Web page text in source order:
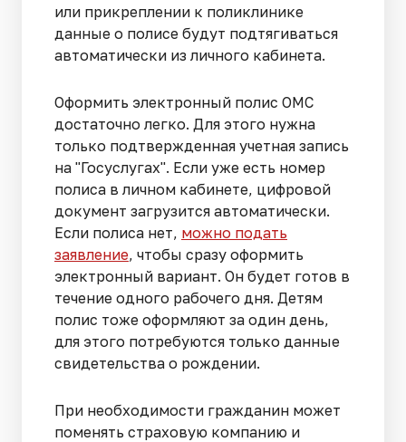
или прикреплении к поликлинике
данные о полисе будут подтягиваться
автоматически из личного кабинета.
Оформить электронный полис ОМС
достаточно легко. Для этого нужна
только подтвержденная учетная запись
на "Госуслугах". Если уже есть номер
полиса в личном кабинете, цифровой
документ загрузится автоматически.
Если полиса нет, можно подать
заявление, чтобы сразу оформить
электронный вариант. Он будет готов в
течение одного рабочего дня. Детям
полис тоже оформляют за один день,
для этого потребуются только данные
свидетельства о рождении.
При необходимости гражданин может
поменять страховую компанию и